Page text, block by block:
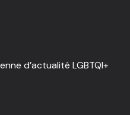
d’actualité LGBTQI+